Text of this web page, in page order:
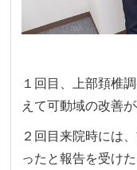
１回目、上部頚椎
えて可動域の改善
２回目来院時には
ったと報告を受けた